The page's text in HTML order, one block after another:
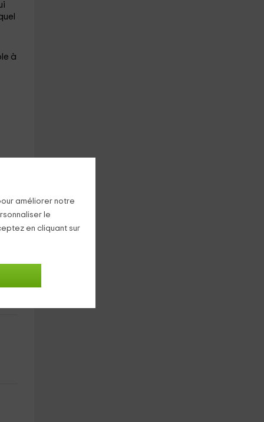
améliorer notre
le
en cliquant sur
à